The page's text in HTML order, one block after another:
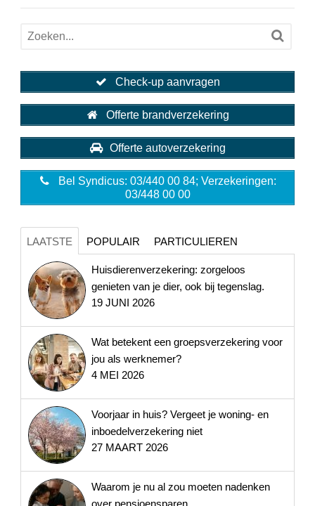
Check-up aanvragen
Offerte brandverzekering
Offerte autoverzekering
Bel Syndicus: 03/440 00 84; Verzekeringen:
03/448 00 00
LAATSTE POPULAIR PARTICULIEREN
Huisdierenverzekering: zorgeloos
genieten van je dier, ook bij tegenslag.
19 JUNI 2026
Wat betekent een groepsverzekering voor
jou als werknemer?
4 MEI 2026
Voorjaar in huis? Vergeet je woning- en
inboedelverzekering niet
27 MAART 2026
Waarom je nu al zou moeten nadenken
over pensioensparen